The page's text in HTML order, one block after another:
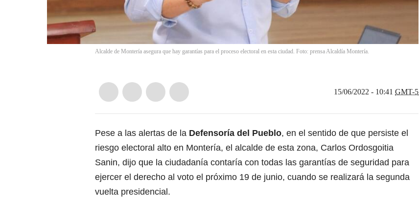
Alcalde de Montería asegura que hay garantías para el proceso electoral en esta ciudad. Foto: prensa Alcaldía Montería.
15/06/2022 - 10:41 GMT-5
Pese a las alertas de la Defensoría del Pueblo, en el sentido de que persiste el
riesgo electoral alto en Montería, el alcalde de esta zona, Carlos Ordosgoitia
Sanin, dijo que la ciudadanía contaría con todas las garantías de seguridad para
ejercer el derecho al voto el próximo 19 de junio, cuando se realizará la segunda
vuelta presidencial.